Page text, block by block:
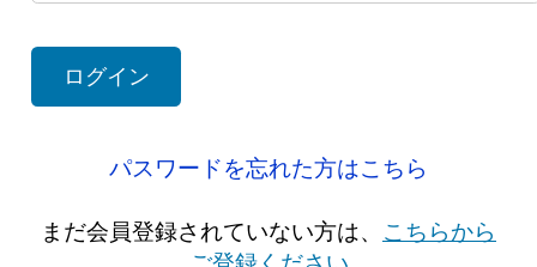
パスワードを忘れた方はこちら
まだ会員登録されていない方は、 こちらから